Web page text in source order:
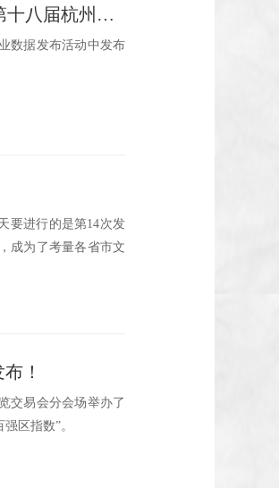
《从全国文化产业发展指数看杭州文化产业高质量发展报告》在第十八届杭州文博会正式发布
数据发布活动中发布
要进行的是第14次发
成为了考量各省市文
！
交易会分会场举办了
区指数”。